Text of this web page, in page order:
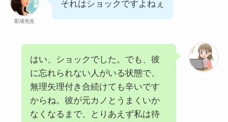
彩渚先生
それはショックですよねぇ
はい、ショックでした。でも、彼
に忘れられない人がいる状態で、
無理矢理付き合続けても辛いです
からね。彼が元カノとうまくいか
なくなるまで、とりあえず私は待